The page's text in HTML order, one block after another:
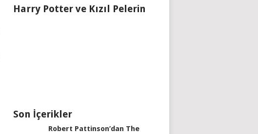
Harry Potter ve Kızıl Pelerin
Son İçerikler
Robert Pattinson’dan The